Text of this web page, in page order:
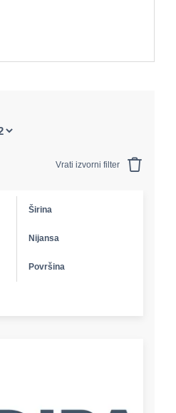
Vrati izvorni filter
Širina
Nijansa
Površina